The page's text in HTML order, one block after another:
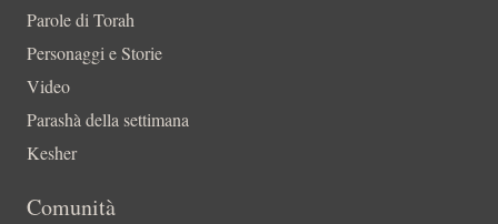
Parole di Torah
Personaggi e Storie
Video
Parashà della settimana
Kesher
Comunità